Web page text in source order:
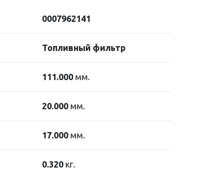
0007962141
Топливный фильтр
111.000 мм.
20.000 мм.
17.000 мм.
0.320 кг.